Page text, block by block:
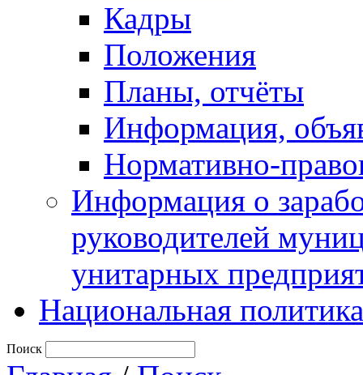
Кадры
Положения
Планы, отчёты
Информация,
Нормативно-
Информация о
руководителей
унитарных
Национальная политика
Поиск